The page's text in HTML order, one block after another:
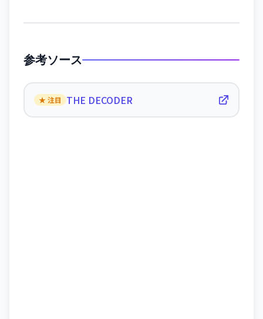
参考ソース
★ 注目 THE DECODER